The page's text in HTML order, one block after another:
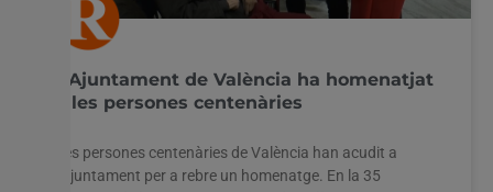
L’Ajuntament de València ha homenatjat
a les persones centenàries
Les persones centenàries de València han acudit a
l’ajuntament per a rebre un homenatge. En la 35